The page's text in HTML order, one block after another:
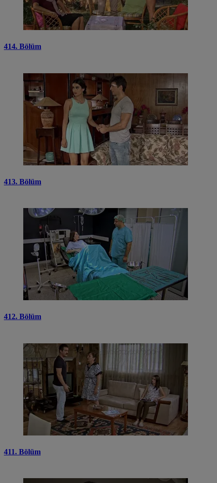
414. Bölüm
413. Bölüm
412. Bölüm
411. Bölüm